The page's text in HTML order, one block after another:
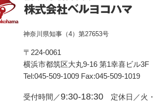
神奈川県知事（4）第27653号
〒224-0061
横浜市都筑区⼤丸9-16 第1幸喜ビル3F
Tel:045-509-1009 Fax:045-509-1019
受付時間／9:30-18:30 定休日／火